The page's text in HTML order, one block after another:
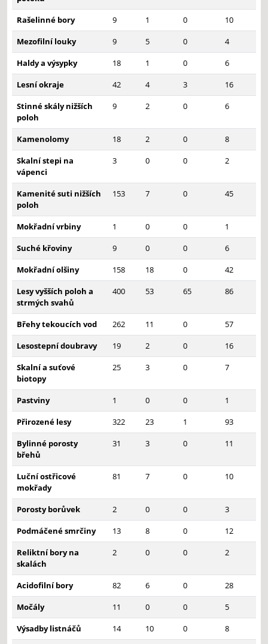
Rašelinné bory
9 1 0
10
Mezofilní louky
9 5 0
4
Haldy a výsypky
18 1 0
6
Lesní okraje
42 4 3
16
Stinné skály nižších
poloh
9 2 0 6
Kamenolomy 18 2 0
8
Skalní stepi na
vápenci
3 0 0 2
Kamenité suti nižších
poloh
153 7 0 45
Mokřadní vrbiny 1 0 0
1
Suché křoviny
9 0 0
6
Mokřadní olšiny
158 18 0
42
Lesy vyšších poloh a
strmých svahů
400 53 65 86
Břehy tekoucích vod 262 11 0
57
Lesostepní doubravy
19 2 0
16
Skalní a suťové
biotopy
25 3 0 7
Pastviny 1 0 0
1
Přirozené lesy
322 23 1
93
Bylinné porosty
břehů
31 3 0 11
Luční ostřicové
mokřady
81 7 0 10
Porosty borůvek 2 0 0
3
Podmáčené smrčiny
13 8 0
12
Reliktní bory na
skalách
2 0 0 2
Acidofilní bory 82 6 0
28
Močály
11 0 0
5
Výsadby listnáčů
14 10 0
8